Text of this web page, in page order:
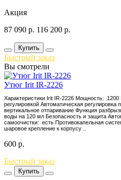
Акция
87 090 р. 116 200 р.
Купить
Быстрый заказ
Вы смотрели
Утюг Irit IR-2226
Характеристики Irit IR-2226 Мощность:
регулировкой Автоматическая
вертикальное отпаривание Функция
воды на 120 мл Безопасность и защита
самоочистки: есть Противокапельная
шаровое крепление к корпусу ..
600 р.
Быстрый заказ
Купить